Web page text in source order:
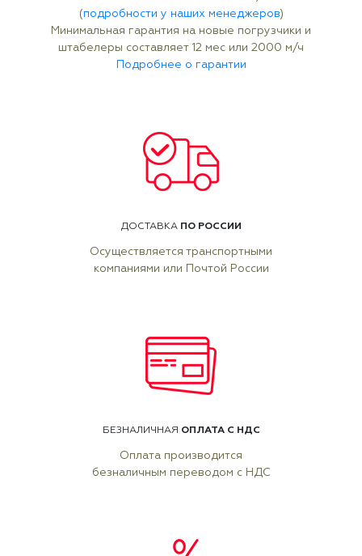
(подробности у наших менеджеров)
Минимальная гарантия на новые погрузчики и
штабелеры составляет 12 мес или 2000 м/ч
Подробнее о гарантии
ДОСТАВКА ПО РОССИИ
Осуществляется транспортными
компаниями или Почтой России
БЕЗНАЛИЧНАЯ ОПЛАТА С НДС
Оплата производится
безналичным переводом с НДС